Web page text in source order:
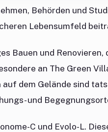
Behörden und
Lebensumfeld
Bauen und Renovieren,
an The Green
dem Gelände sind
und
C und Evolo-L.